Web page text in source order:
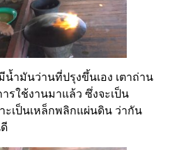
ำมันว่านที่ปรุงขึ้นเอง เตาถ่าน
รใช้งานมาแล้ว ซึ่งจะเป็น
ะเป็นเหล็กพลิกแผ่นดิน ว่ากัน